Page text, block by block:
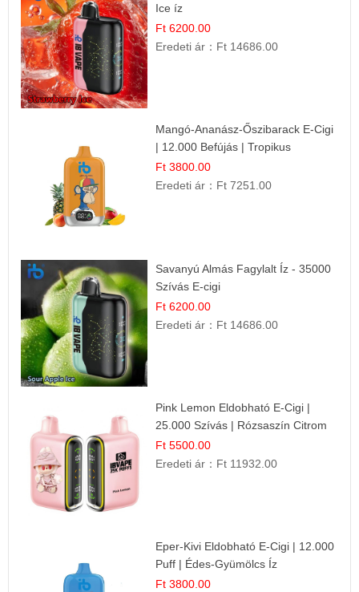
Ice íz
Ft 6200.00
Eredeti ár： Ft 14686.00
Mangó-Ananász-Őszibarack E-Cigi
| 12.000 Befújás | Tropikus
Gyümölcs Íz
Ft 3800.00
Eredeti ár： Ft 7251.00
Savanyú Almás Fagylalt Íz - 35000
Szívás E-cigi
Ft 6200.00
Eredeti ár： Ft 14686.00
Pink Lemon Eldobható E-Cigi |
25.000 Szívás | Rózsaszín Citrom
Íz
Ft 5500.00
Eredeti ár： Ft 11932.00
Eper-Kivi Eldobható E-Cigi | 12.000
Puff | Édes-Gyümölcs Íz
Ft 3800.00